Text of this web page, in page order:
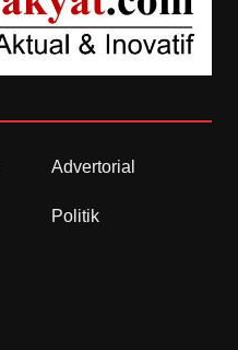
Advertorial
Politik